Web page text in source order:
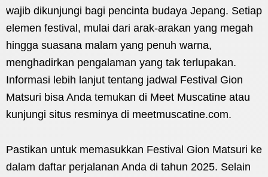
wajib dikunjungi bagi pencinta budaya Jepang. Setiap
elemen festival, mulai dari arak-arakan yang megah
hingga suasana malam yang penuh warna,
menghadirkan pengalaman yang tak terlupakan.
Informasi lebih lanjut tentang jadwal Festival Gion
Matsuri bisa Anda temukan di Meet Muscatine atau
kunjungi situs resminya di meetmuscatine.com.
Pastikan untuk memasukkan Festival Gion Matsuri ke
dalam daftar perjalanan Anda di tahun 2025. Selain